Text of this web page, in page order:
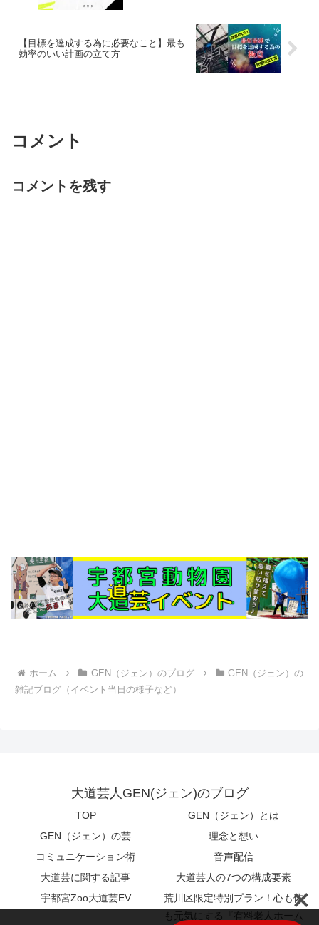
【目標を達成する為に必要なこと】最も
効率のいい計画の立て方
コメント
コメントを残す
ホーム GEN（ジェン）のブログ
GEN（ジェン）の
雑記ブログ（イベント当日の様子など）
大道芸人GEN(ジェン)のブログ
TOP
GEN（ジェン）とは
GEN（ジェン）の芸
理念と想い
コミュニケーション術
音声配信
大道芸に関する記事
大道芸人の7つの構成要素
宇都宮Zoo大道芸EV
荒川区限定特別プラン！心も体
も元気にする『有料老人ホーム